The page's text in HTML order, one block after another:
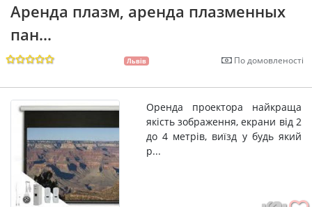
Аренда плазм, аренда плазменных
пан...
Львів По домовленості
Оренда проектора найкраща
якість зображення, екрани від 2
до 4 метрів, виїзд у будь який
р...